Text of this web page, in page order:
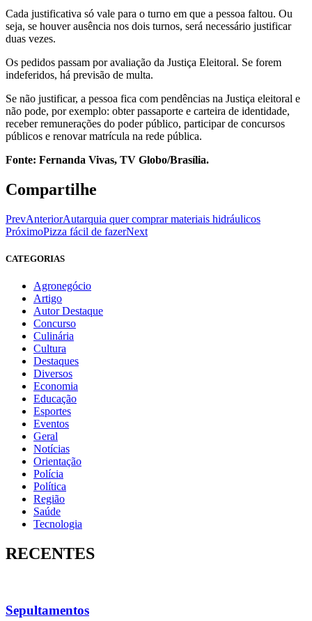
Cada justificativa só vale para o turno em que a pessoa faltou. Ou
seja, se houver ausência nos dois turnos, será necessário justificar
duas vezes.
Os pedidos passam por avaliação da Justiça Eleitoral. Se forem
indeferidos, há previsão de multa.
Se não justificar, a pessoa fica com pendências na Justiça eleitoral e
não pode, por exemplo: obter passaporte e carteira de identidade,
receber remunerações do poder público, participar de concursos
públicos e renovar matrícula na rede pública.
Fonte: Fernanda Vivas, TV Globo/Brasília.
Compartilhe
PrevAnteriorAutarquia quer comprar materiais hidráulicos
PróximoPizza fácil de fazerNext
CATEGORIAS
Agronegócio
Artigo
Autor Destaque
Concurso
Culinária
Cultura
Destaques
Diversos
Economia
Educação
Esportes
Eventos
Geral
Notícias
Orientação
Polícia
Política
Região
Saúde
Tecnologia
RECENTES
Sepultamentos